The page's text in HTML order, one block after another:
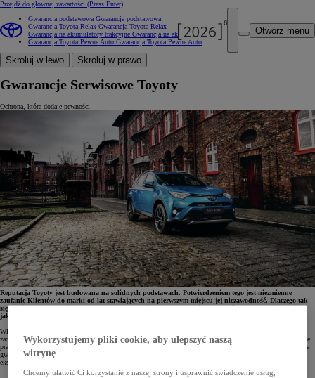
Przejdź do głównej zawartości (Press Enter)
Otwórz menu
Gwarancja podstawowa Gwarancja podstawowa
Gwarancja Toyota Relax Gwarancja Toyota Relax
Gwarancja na akumulatory trakcyjne Gwarancja na akumulatory trakcyjne
Gwarancja Toyota Pewne Auto Gwarancja Toyota Pewne Auto
Skroluj w lewo Skroluj w prawo
Gwarancje Serwisowe Toyoty
Ochrona, która dodaje pewności
Reputacja Toyoty jest budowana na solidnych podstawach. Potwierdzeniem tego jest niezmienne
zaufanie Klientów do marki od lat stawiających na pierwszym miejscu jej niezawodność. Dlaczego tak
się dzieje? Toyota słynie z dążenia do doskonałości oraz oferowania produktów i usług najwyższej
jakości.
Właśnie taką troskę – zarówno o każdy samochód zjeżdżający z taśmy produkcyjnej, jak i o spokój oraz
zadowolenie jego właściciela – wyraża 3-letnia gwarancja fabryczna. Daje ona pewność, że jazda Toyotą będzie
prawdziwą przyjemnością. Dodatkowe gwarancje Toyoty pozwalają wydłużyć okres ochrony poza czas trwania
gwarancji producenta. Opracowane zostały z myślą o właścicielach pragnących dłużej cieszyć się spokojną
eksploatacją samochodu i podwyższyć jego wartość na rynku wtórnym.
Wykorzystujemy pliki cookie, aby ulepszyć naszą
witrynę
Chcemy ułatwić Ci korzystanie z naszej strony i usprawnić świadczenie usług,